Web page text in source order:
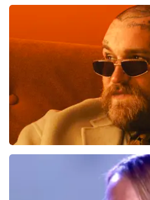
laatste 30 minuten